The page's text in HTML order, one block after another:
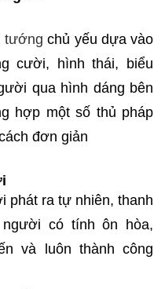
tướng chủ yếu dựa vào
cười, hình thái, biểu
qua hình dáng bên
hợp một số thủ pháp
đơn giản
phát ra tự nhiên, thanh
có tính ôn hòa,
và luôn thành công